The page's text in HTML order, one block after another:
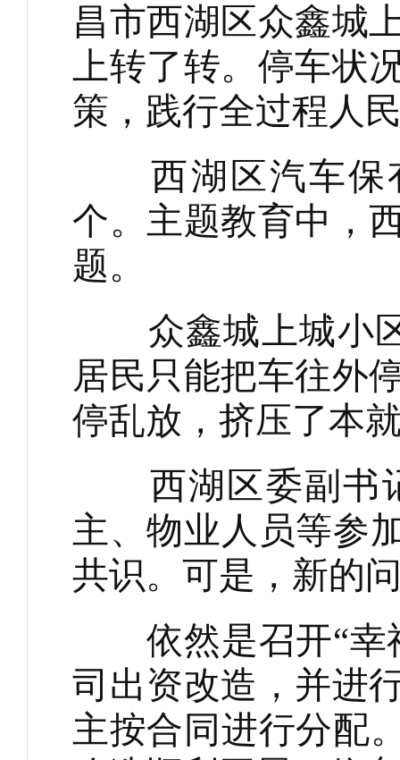
昌市西湖区众鑫城
上转了转。停车状
策，践行全过程人
西湖区汽车保
个。主题教育中，
题。
众鑫城上城小区
居民只能把车往外
停乱放，挤压了本
西湖区委副书记
主、物业人员等参
共识。可是，新的
依然是召开“幸
司出资改造，并进
主按合同进行分配